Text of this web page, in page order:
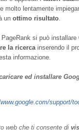
molto lentamente
un ottimo risultato.
si può installare
la ricercainserendo il
informazione.
ed installare
support/
web che ti consente di